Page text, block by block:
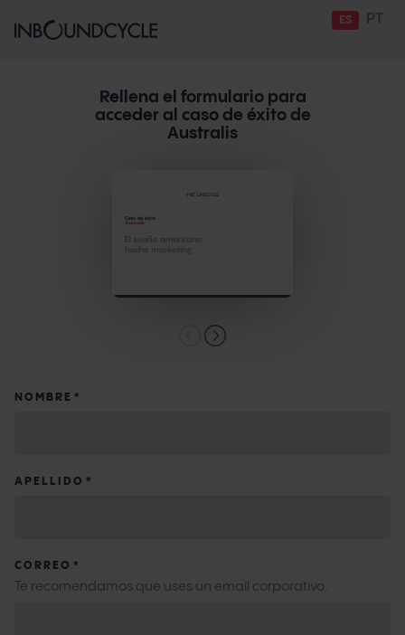
ES PT
Rellena el formulario para
acceder al caso de éxito de
Australis
NOMBRE *
APELLIDO *
CORREO *
Te recomendamos que uses un email corporativo.